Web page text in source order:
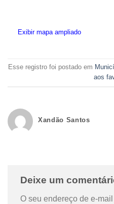
Exibir mapa ampliado
Esse registro foi postado em
aos
Xandão Santos
Deixe um
O seu endereço de e-